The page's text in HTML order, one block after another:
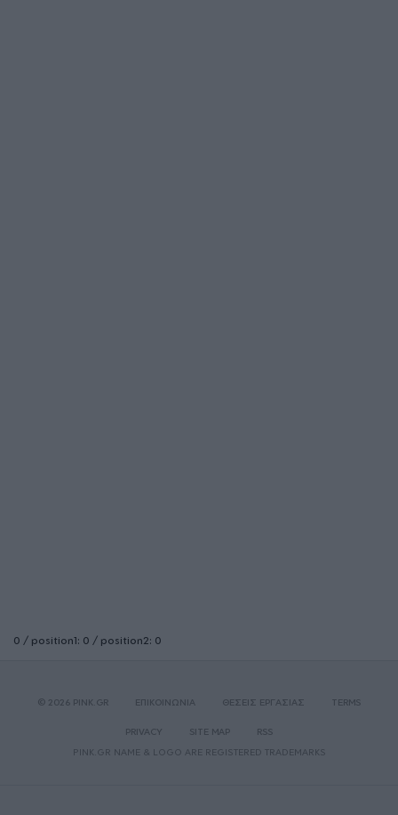
0 / position1: 0 / position2: 0
© 2026 PINK.GR ΕΠΙΚΟΙΝΩΝΙΑ ΘΕΣΕΙΣ ΕΡΓΑΣΙΑΣ TERMS
PRIVACY SITE MAP
RSS
PINK.GR NAME & LOGO ARE REGISTERED TRADEMARKS